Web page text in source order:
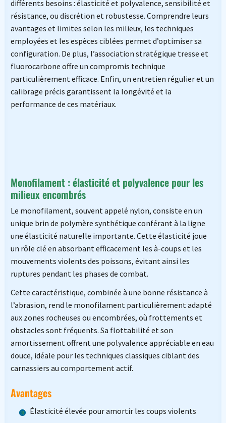
différents besoins : élasticité et polyvalence, sensibilité et
résistance, ou discrétion et robustesse. Comprendre leurs
avantages et limites selon les milieux, les techniques
employées et les espèces ciblées permet d’optimiser sa
configuration. De plus, l’association stratégique tresse et
fluorocarbone offre un compromis technique
particulièrement efficace. Enfin, un entretien régulier et un
calibrage précis garantissent la longévité et la
performance de ces matériaux.
Monofilament : élasticité et polyvalence pour les
milieux encombrés
Le monofilament, souvent appelé nylon, consiste en un
unique brin de polymère synthétique conférant à la ligne
une élasticité naturelle importante. Cette élasticité joue
un rôle clé en absorbant efficacement les à-coups et les
mouvements violents des poissons, évitant ainsi les
ruptures pendant les phases de combat.
Cette caractéristique, combinée à une bonne résistance à
l’abrasion, rend le monofilament particulièrement adapté
aux zones rocheuses ou encombrées, où frottements et
obstacles sont fréquents. Sa flottabilité et son
amortissement offrent une polyvalence appréciable en eau
douce, idéale pour les techniques classiques ciblant des
carnassiers au comportement actif.
Avantages
Élasticité élevée pour amortir les coups violents